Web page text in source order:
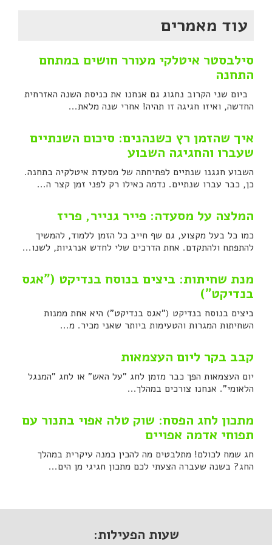
עוד מאמרים
סילבסטר איטלקי מעורר חושים במתחם
התחנה
ביום שני הקרוב נחגוג גם אנחנו את כניסת השנה האזרחית
החדשה, ואיזו חגיגה זו תהיה! אחרי שנה מלאת...
איך שהזמן רץ כשנהנים: סיכום השנתיים
שעברו והחגיגה השבוע
השבוע חגגנו שנתיים לפתיחתה של מסעדת איטלקיה בתחנה.
כן, כבר עברו שנתיים. נדמה כאילו רק לפני זמן קצר ה...
המלצה על מסעדה: פייר גנייר, פריז
כמו כל בעל מקצוע, גם שף חייב כל הזמן ללמוד, להמשיך
להתפתח ולהתקדם. אחת הדרכים שלי לחדש אנרגיות, לשנו...
מנת שחיתות: ביצים בנוסח בנדיקט ("אגס
בנדיקט")
ביצים בנוסח בנדיקט ("אגס בנדיקט") היא אחת ממנות
השחיתות המגרות והטעימות ביותר שאני מכיר. מ...
קבב בקר ליום העצמאות
יום העצמאות הפך כבר מזמן לחג "על האש" או לחג "המנגל
הלאומי". אנחנו צורכים במהלך...
מתכון לחג הפסח: שוק טלה אפוי בתנור עם
תפוחי אדמה אפויים
חג שמח לכולם! מתלבטים מה להכין כמנה עיקרית במהלך
החג? בשנה שעברה הצעתי לכם מתכון חגיגי מן הים...
שעות הפעילות: